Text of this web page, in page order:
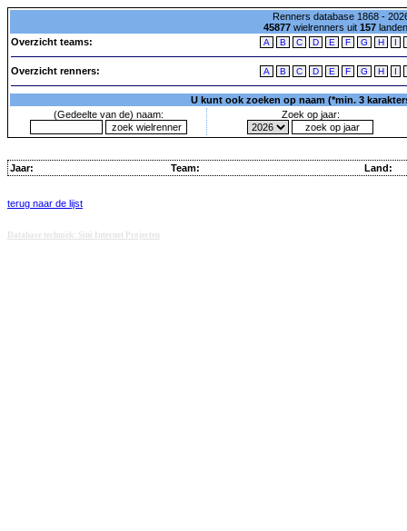
Renners database 1868 -
45877wielrenners uit 157
Overzicht teams:
A B C D E F G H I
Overzicht renners: A B C D E F G H I
U kunt ook zoeken op naam (*min. 3
(Gedeelte van de) naam:
Zoek op jaar:
Jaar: Team: Land:
terug naar de lijst
Database techniek: Sini Internet Projecten